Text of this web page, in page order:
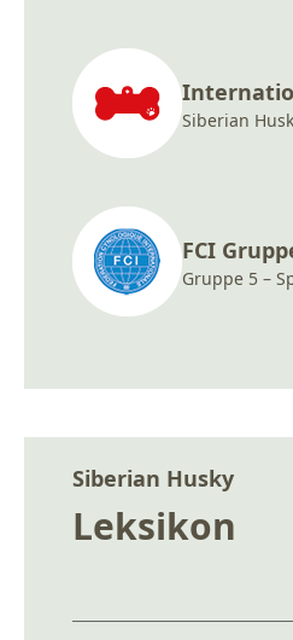
Siberian
FCI
Gruppe 5 –
Siberian Husky
Leksikon